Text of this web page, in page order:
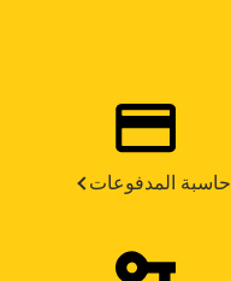
حاسبة المدفوعات